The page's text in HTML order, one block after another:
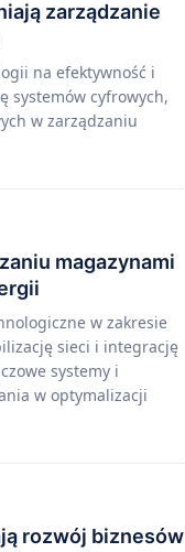
zarządzanie
na efektywność i
systemów cyfrowych,
w zarządzaniu
magazynami
w zakresie
sieci i integrację
systemy i
w optymalizacji
rozwój biznesów